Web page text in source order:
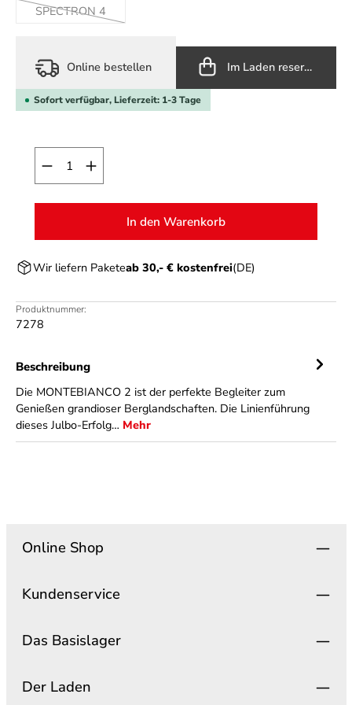
SPECTRON 4
(Diese Option ist zurzeit nicht verfügbar.)
Online bestellen Im Laden reservieren
Sofort verfügbar, Lieferzeit: 1-3 Tage
Produkt Anzahl: Gib den gewünschten Wert
In den Warenkorb
Wir liefern Paketeab 30,- € kostenfrei(DE)
Produktnummer:
7278
Beschreibung
Die MONTEBIANCO 2 ist der perfekte Begleiter zum
Genießen grandioser Berglandschaften. Die Linienführung
dieses Julbo-Erfolg… Mehr
Online Shop
Kundenservice
Das Basislager
Der Laden